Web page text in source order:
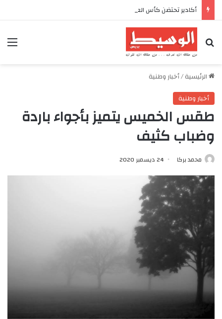
بحث عن
الرئيسية/أخبار وطنية
أخبار وطنية
طقس الخميس يتميز بأجواء باردة
وضباب كثيف
محمد بركا 24 ديسمبر 2020